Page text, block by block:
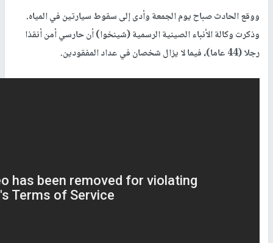
ووقع الحادث صباح يوم الجمعة وأدى إلى سقوط سيارتين في المياه.
وذكرت وكالة الأنباء الصينية الرسمية (شينخوا) أن حارسي أمن أنقذا
رجلا (44 عاما)، فيما لا يزال شخصان في عداد المفقودين.